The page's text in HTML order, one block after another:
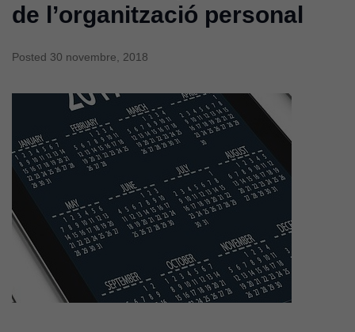
de l’organització personal
Posted 30 novembre, 2018